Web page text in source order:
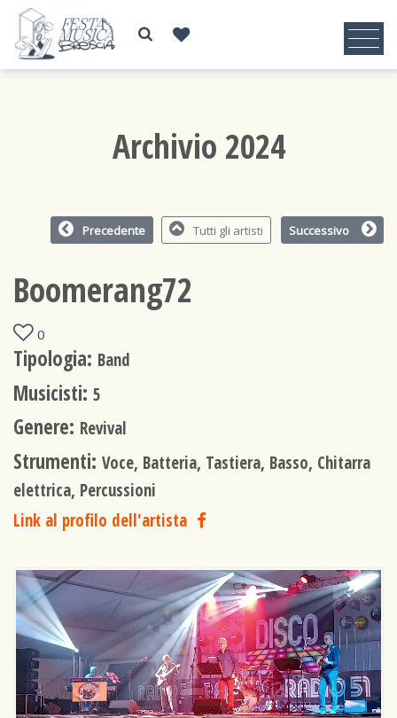
Archivio 2024
Precedente Tutti gli artisti Successivo
Boomerang72
0
Tipologia: Band
Musicisti: 5
Genere: Revival
Strumenti: Voce, Batteria, Tastiera, Basso, Chitarra
elettrica, Percussioni
Link al profilo dell'artista